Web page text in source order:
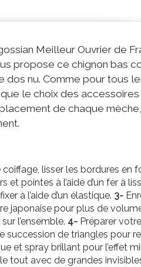
Meilleur Ouvrier de
propose ce chignon bas
nu. Comme pour tous
le choix des
de chaque
coiffage, lisser les bordures en
pointes à l’aide d’un fer à
à l’aide d’un élastique. 3-
japonaise pour plus de
l’ensemble. 4- Préparer
succession de triangles pour
et spray brillant pour l’effet
tout avec de grandes